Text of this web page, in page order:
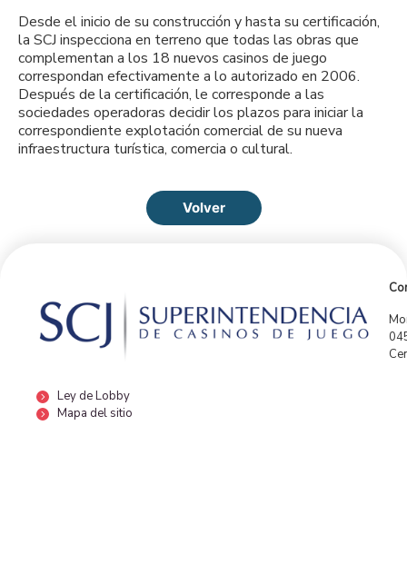
Desde el inicio de su construcción y hasta su certificación,
la SCJ inspecciona en terreno que todas las obras que
complementan a los 18 nuevos casinos de juego
correspondan efectivamente a lo autorizado en 2006.
Después de la certificación, le corresponde a las
sociedades operadoras decidir los plazos para iniciar la
correspondiente explotación comercial de su nueva
infraestructura turística, comercia o cultural.
Volver
Ley de Lobby
Mapa del sitio